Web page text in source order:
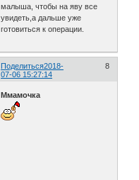
малыша, чтобы на яву все
увидеть,а дальше уже
готовиться к операции.
Поделиться 8
2018-
07-06 15:27:14
Ммамочка